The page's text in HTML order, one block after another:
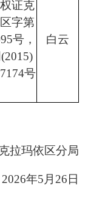
证克
字第
号，
号
白云
拉玛依区分局
2026年5月26日